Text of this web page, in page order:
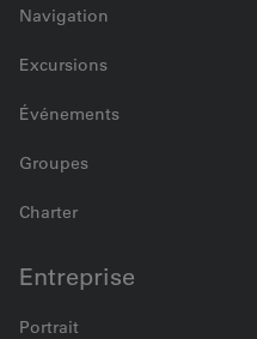
Navigation
Excursions
Événements
Groupes
Charter
Entreprise
Portrait